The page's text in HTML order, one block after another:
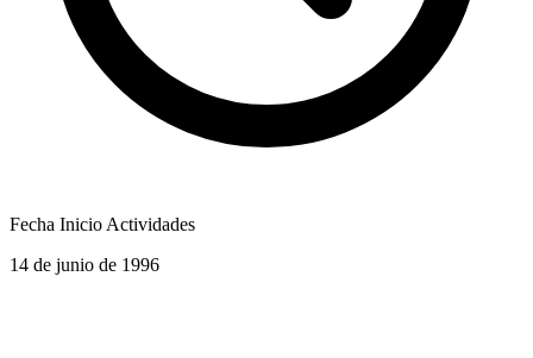
Fecha Inicio Actividades
14 de junio de 1996